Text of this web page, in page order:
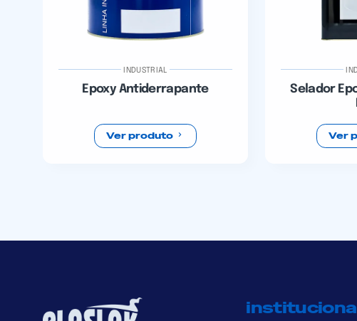
INDUSTRIAL
Epoxy Antiderrapante
Ver produto
Selador
Ver